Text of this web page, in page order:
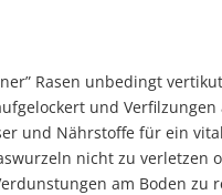
Rasen unbedingt
und Verfilzungen
und Nährstoffe für ein
nicht zu verletzen
am Boden